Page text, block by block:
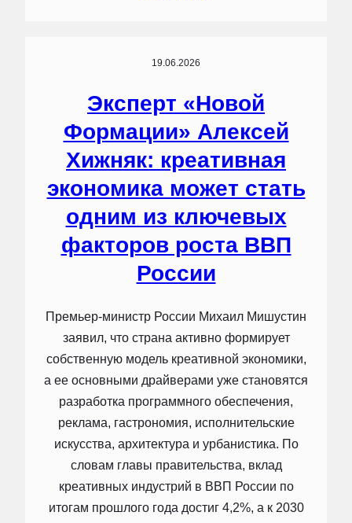
19.06.2026
Эксперт «Новой
Формации» Алексей
Хижняк: креативная
экономика может стать
одним из ключевых
факторов роста ВВП
России
Премьер-министр России Михаил Мишустин
заявил, что страна активно формирует
собственную модель креативной экономики,
а ее основными драйверами уже становятся
разработка программного обеспечения,
реклама, гастрономия, исполнительские
искусства, архитектура и урбанистика. По
словам главы правительства, вклад
креативных индустрий в ВВП России по
итогам прошлого года достиг 4,2%, а к 2030